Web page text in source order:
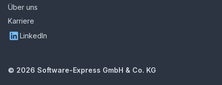
Über uns
Karriere
LinkedIn
© 2026 Software-Express GmbH & Co. KG